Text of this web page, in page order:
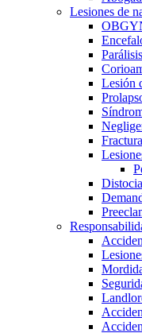
Lesiones de
Lesión